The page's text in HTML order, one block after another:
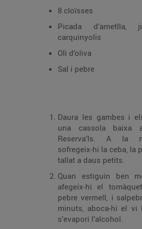
8 cloïsses
Picada
carquinyolis
Oli d’oliva
Sal i pebre
Daura les gambes i
una cassola baixa amb
Reserva’ls. A la
sofregeix-hi la ceba, la pastanaga i l’all, tot
tallat a daus petits.
Quan estiguin ben
afegeix-hi el tomàquet, la
pebre vermell, i
minuts, aboca-hi el vi blanc i deixa que
s’evapori l’alcohol.